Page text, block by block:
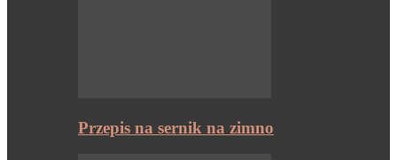
Przepis na sernik na zimno